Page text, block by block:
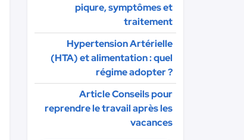
piqure, symptômes et
traitement
Hypertension Artérielle
(HTA) et alimentation : quel
régime adopter ?
Article Conseils pour
reprendre le travail après les
vacances